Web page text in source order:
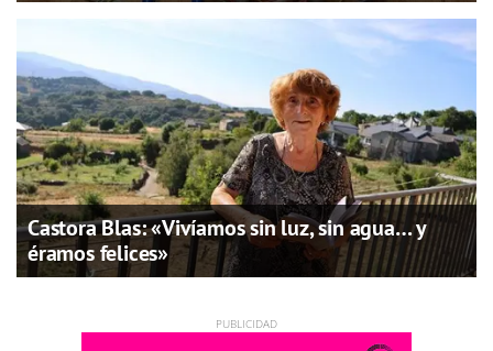
Castora Blas: «Vivíamos sin luz, sin agua… y
éramos felices»